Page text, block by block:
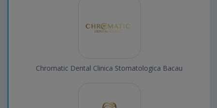
Chromatic Dental Clinica Stomatologica Bacau